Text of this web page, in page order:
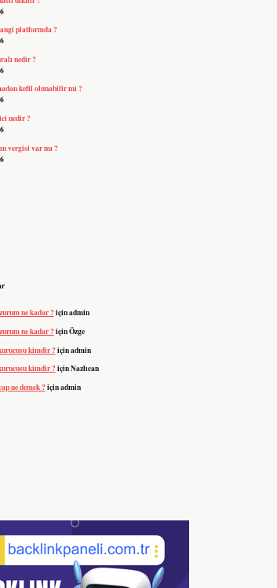
platformda ?
nedir ?
kefil olunabilir mi ?
nedir ?
vergisi var mı ?
ne kadar ?içinadmin
ne kadar ?içinÖzge
kimdir ?içinadmin
kimdir ?içinNazlıcan
ne demek ?içinadmin